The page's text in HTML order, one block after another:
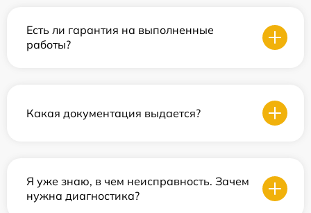
Есть ли гарантия на выполненные
работы?
Какая документация выдается?
Я уже знаю, в чем неисправность. Зачем
нужна диагностика?